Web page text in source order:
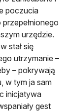
poczucia
urzędzie.
stał się
utrzymanie –
– pokrywają
w tym ja sam
inicjatywa
gest